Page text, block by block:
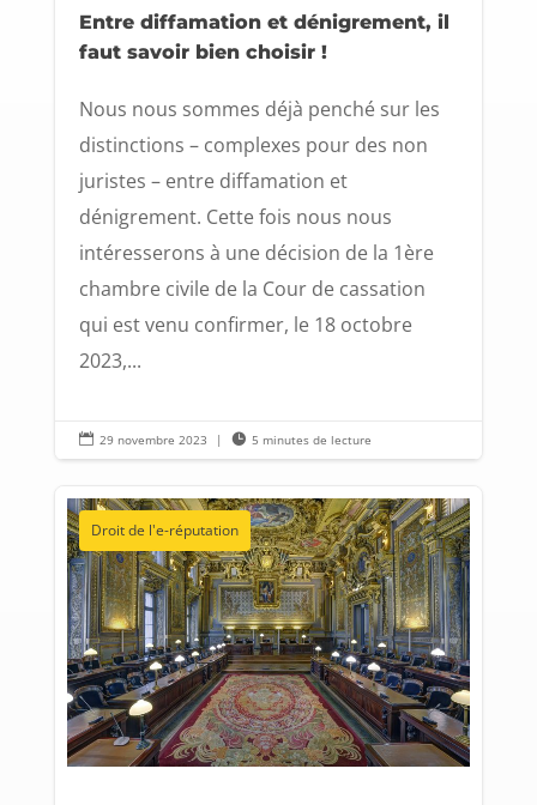
Entre diffamation et dénigrement, il
faut savoir bien choisir !
Nous nous sommes déjà penché sur les
distinctions – complexes pour des non
juristes – entre diffamation et
dénigrement. Cette fois nous nous
intéresserons à une décision de la 1ère
chambre civile de la Cour de cassation
qui est venu confirmer, le 18 octobre
2023,...
 29 novembre 2023 |  5 minutes de lecture
Droit de l'e-réputation